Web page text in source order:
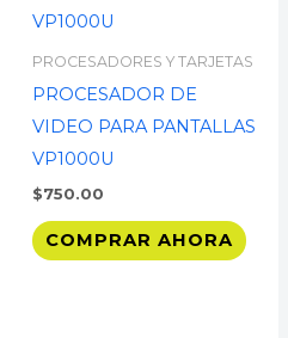
PROCESADORES Y TARJETAS
PROCESADOR DE
VIDEO PARA PANTALLAS
VP1000U
$750.00
COMPRAR AHORA